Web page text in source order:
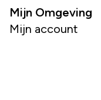
Mijn Omgeving
Mijn account